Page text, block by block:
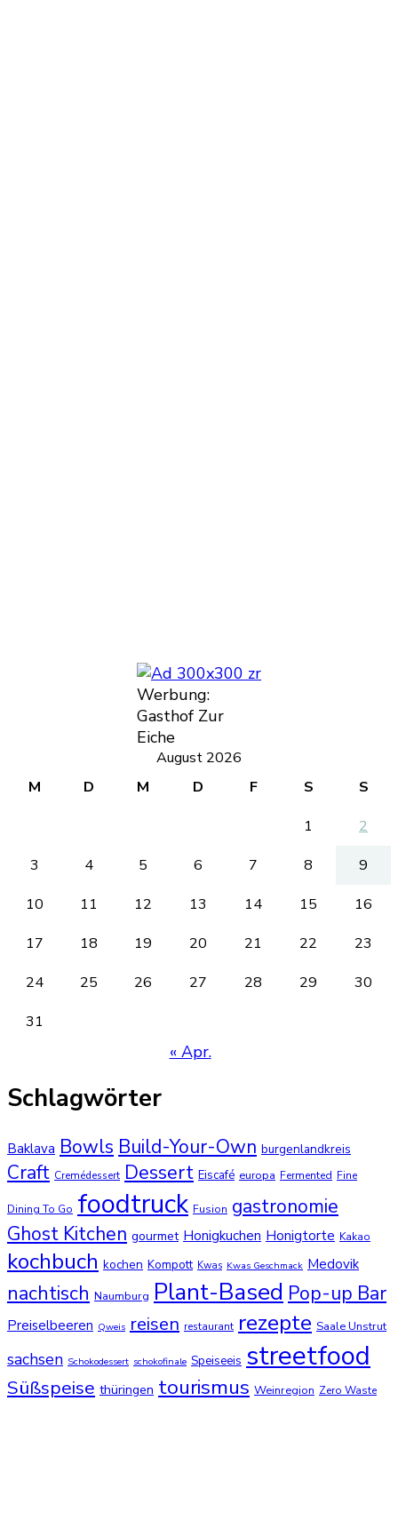
Werbung:
Gasthof Zur
Eiche
August 2026
M
D M D F S
S
1
2
3
4 5 6 7 8
9
10
11 12 13 14 15
16
17
18 19 20 21 22
23
24
25 26 27 28 29
30
31
« Apr.
Schlagwörter
Baklava Bowls Build-Your-Own burgenlandkreis
Craft Cremédessert Dessert Eiscafé europa Fermented Fine
Dining To Go foodtruck Fusion gastronomie
Ghost Kitchen gourmet Honigkuchen Honigtorte Kakao
kochbuch kochen Kompott Kwas Kwas Geschmack Medovik
nachtisch Naumburg Plant-Based Pop-up Bar
Preiselbeeren Qweis reisen restaurant rezepte Saale Unstrut
sachsen Schokodessert schokofinale Speiseeis streetfood
Süßspeise thüringen tourismus Weinregion Zero Waste